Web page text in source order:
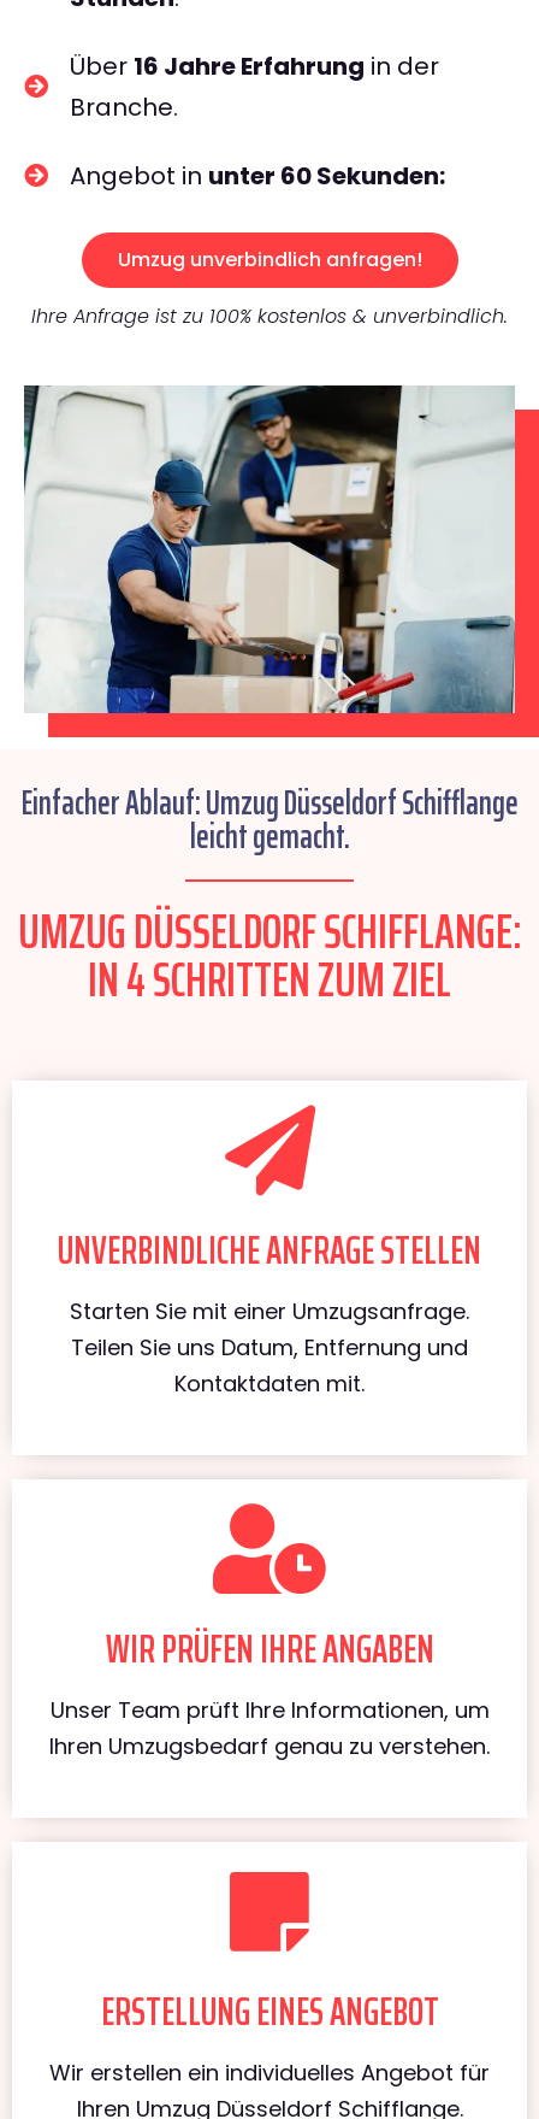
Über 16 Jahre Erfahrung in der
Branche.
Angebot in unter 60 Sekunden:
Umzug unverbindlich anfragen!
Ihre Anfrage ist zu 100% kostenlos & unverbindlich.
Einfacher Ablauf: Umzug Düsseldorf Schifflange
leicht gemacht.
UMZUG DÜSSELDORF SCHIFFLANGE:
IN 4 SCHRITTEN ZUM ZIEL
UNVERBINDLICHE ANFRAGE STELLEN
Starten Sie mit einer Umzugsanfrage.
Teilen Sie uns Datum, Entfernung und
Kontaktdaten mit.
WIR PRÜFEN IHRE ANGABEN
Unser Team prüft Ihre Informationen, um
Ihren Umzugsbedarf genau zu verstehen.
ERSTELLUNG EINES ANGEBOT
Wir erstellen ein individuelles Angebot für
Ihren Umzug Düsseldorf Schifflange.